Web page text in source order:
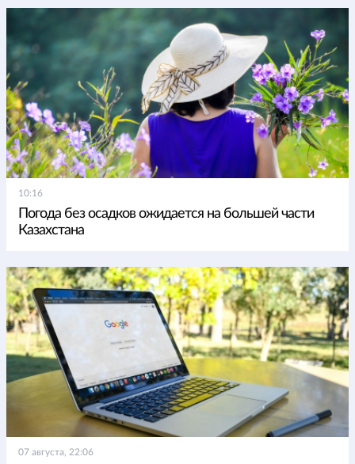
10:16
Погода без осадков ожидается на большей части
Казахстана
07 августа, 22:06